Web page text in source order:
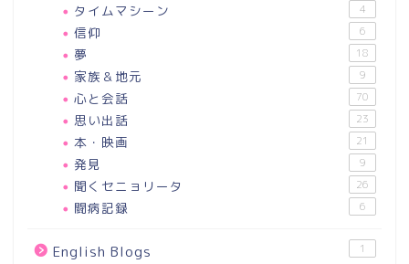
タイムマシーン 4
信仰 6
夢 18
家族＆地元 9
心と会話 70
思い出話 23
本・映画 21
発見 9
聞くセニョリータ 26
闘病記録 6
English Blogs 1